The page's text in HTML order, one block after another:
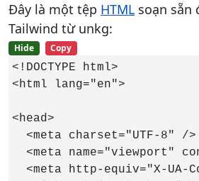
Đây là một tệp HTML soạn sẵn
Tailwind từ unkg:
Hide Copy
<!DOCTYPE html>
<html lang="en">
<head>
  <meta charset="UTF-8" />
<meta name="viewport"
<meta http-equiv="X-UA-